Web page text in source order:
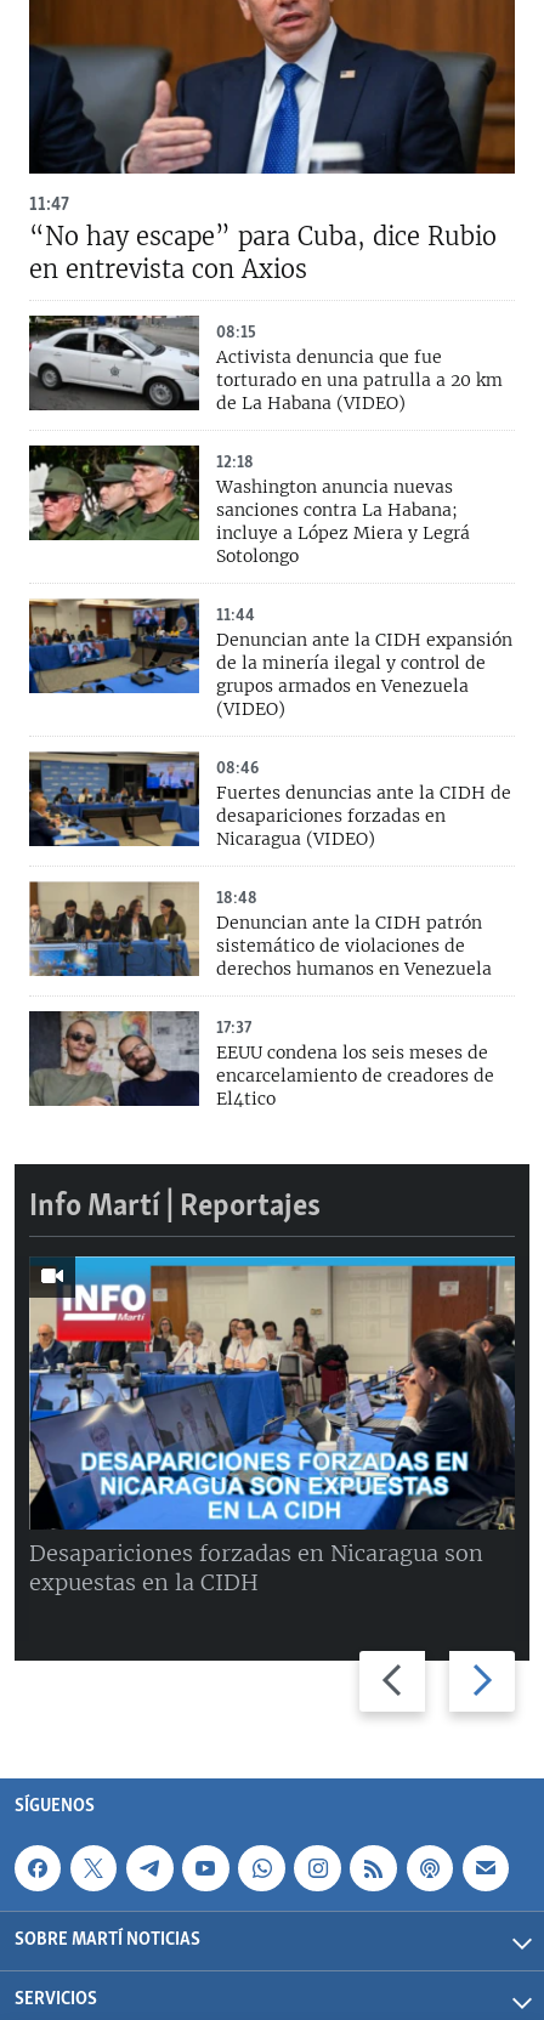
11:47
“No hay escape” para Cuba, dice Rubio
en entrevista con Axios
08:15
Activista denuncia que fue
torturado en una patrulla a 20 km
de La Habana (VIDEO)
12:18
Washington anuncia nuevas
sanciones contra La Habana;
incluye a López Miera y Legrá
Sotolongo
11:44
Denuncian ante la CIDH expansión
de la minería ilegal y control de
grupos armados en Venezuela
(VIDEO)
08:46
Fuertes denuncias ante la CIDH de
desapariciones forzadas en
Nicaragua (VIDEO)
18:48
Denuncian ante la CIDH patrón
sistemático de violaciones de
derechos humanos en Venezuela
17:37
EEUU condena los seis meses de
encarcelamiento de creadores de
El4tico
Info Martí | Reportajes
Previous
slide
Next
slide
Desapariciones forzadas en Nicaragua son
expuestas en la CIDH
SÍGUENOS
SOBRE MARTÍ NOTICIAS
SERVICIOS